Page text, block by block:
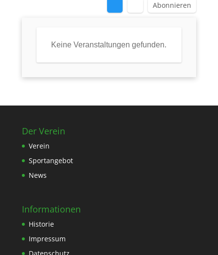
Abonnieren
Keine Veranstaltungen gefunden.
Der Verein
Verein
Sportangebot
News
Informationen
Historie
Impressum
Datenschutz